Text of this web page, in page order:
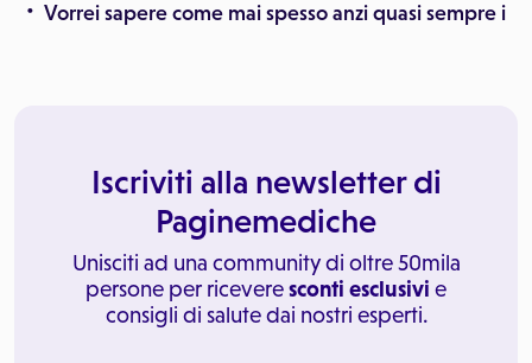
Vorrei sapere come mai spesso anzi quasi sempre i
Iscriviti alla newsletter di
Paginemediche
Unisciti ad una community di oltre 50mila
persone per riceveresconti esclusivi e
consigli di salute dai nostri esperti.